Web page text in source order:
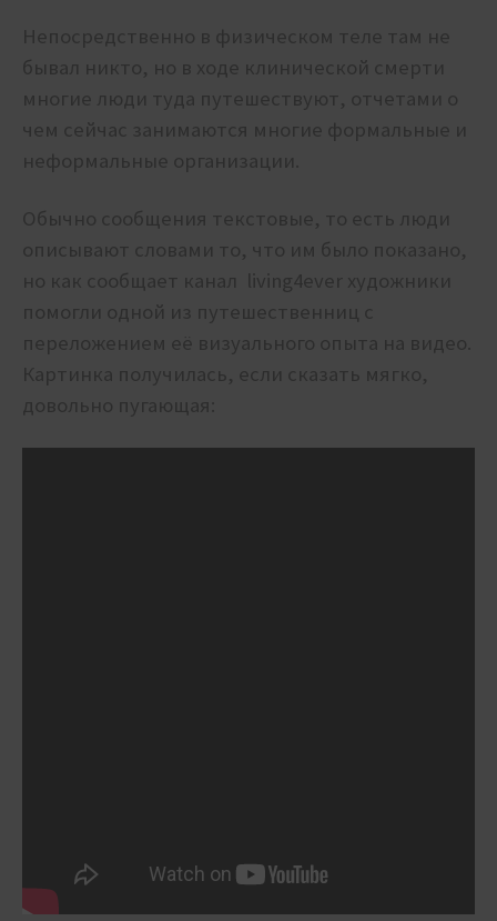
Непосредственно в физическом теле там не
бывал никто, но в ходе клинической смерти
многие люди туда путешествуют, отчетами о
чем сейчас занимаются многие формальные и
неформальные организации.
Обычно сообщения текстовые, то есть люди
описывают словами то, что им было показано,
но как сообщает канал living4ever художники
помогли одной из путешественниц с
переложением её визуального опыта на видео.
Картинка получилась, если сказать мягко,
довольно пугающая: